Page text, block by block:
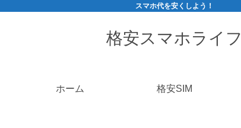
スマホ代を安くしよう！
格安スマホライフ
ホーム 格安SIM